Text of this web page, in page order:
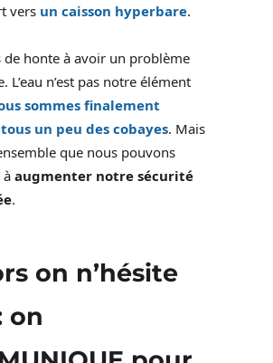
vers un caisson hyperbare.
de honte à avoir un problème
L’eau n’est pas notre élément
sommes finalement
un peu des cobayes. Mais
que nous pouvons
augmenter notre sécurité
.
on n’hésite
on